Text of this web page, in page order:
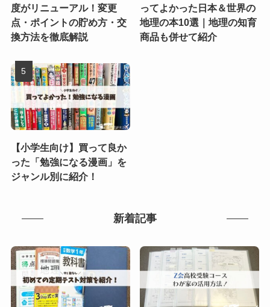
度がリニューアル！変更
点・ポイントの貯め方・交
換方法を徹底解説
ってよかった日本＆世界の
地理の本10選｜地理の知育
商品も併せて紹介
【小学生向け】買って良か
った「勉強になる漫画」を
ジャンル別に紹介！
新着記事